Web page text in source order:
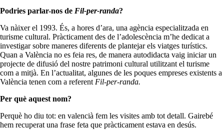
Podries parlar-nos de Fil-per-randa?
Va nàixer el 1993. És, a hores d’ara, una agència especialitzada en
turisme cultural. Pràcticament des de l’adolescència m’he dedicat a
investigar sobre maneres diferents de plantejar els viatges turístics.
Quan a València no es feia res, de manera autodidacta vaig iniciar un
projecte de difusió del nostre patrimoni cultural utilitzant el turisme
com a mitjà. En l’actualitat, algunes de les poques empreses existents a
València tenen com a referentFil-per-randa.
Per què aquest nom?
Perquè ho diu tot: en valencià fem les visites amb tot detall. Gairebé
hem recuperat una frase feta que pràcticament estava en desús.